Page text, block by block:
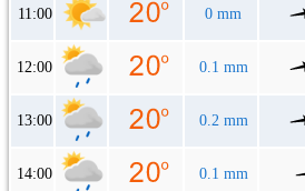
11:00 0 mm
12:00 0.1 mm
13:00 0.2 mm
14:00 0.1 mm